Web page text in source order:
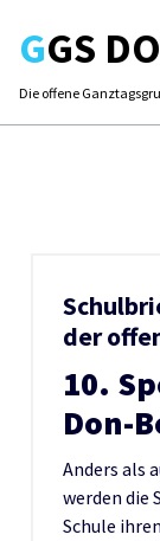
contentGGS
Die offene
der
10.
Don-
Anders als
werden die
Schule